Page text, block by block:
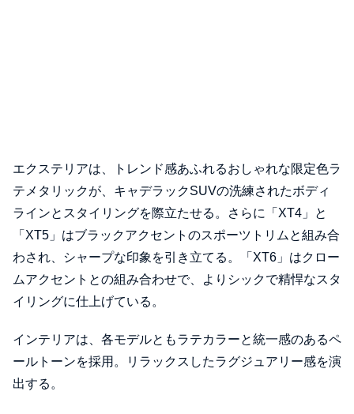
エクステリアは、トレンド感あふれるおしゃれな限定色ラ
テメタリックが、キャデラックSUVの洗練されたボディ
ラインとスタイリングを際立たせる。さらに「XT4」と
「XT5」はブラックアクセントのスポーツトリムと組み合
わされ、シャープな印象を引き立てる。「XT6」はクロー
ムアクセントとの組み合わせで、よりシックで精悍なスタ
イリングに仕上げている。
インテリアは、各モデルともラテカラーと統一感のあるペ
ールトーンを採用。リラックスしたラグジュアリー感を演
出する。